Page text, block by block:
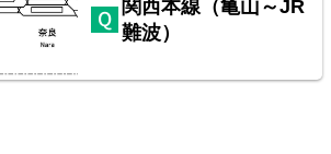
関西本線（亀山～JR
難波）